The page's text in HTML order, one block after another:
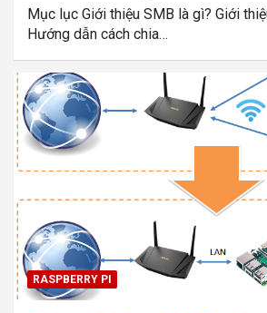
Mục lục Giới thiệu SMB là gì? Giới
Hướng dẫn cách chia…
RASPBERRY PI